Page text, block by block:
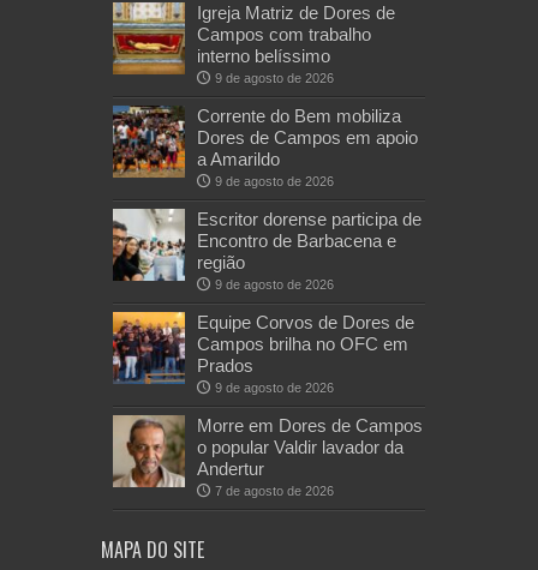
Igreja Matriz de Dores de
Campos com trabalho
interno belíssimo
9 de agosto de 2026
Corrente do Bem mobiliza
Dores de Campos em apoio
a Amarildo
9 de agosto de 2026
Escritor dorense participa de
Encontro de Barbacena e
região
9 de agosto de 2026
Equipe Corvos de Dores de
Campos brilha no OFC em
Prados
9 de agosto de 2026
Morre em Dores de Campos
o popular Valdir lavador da
Andertur
7 de agosto de 2026
MAPA DO SITE